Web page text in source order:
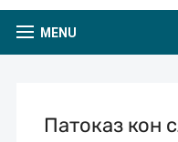
MENU
Патоказ кон